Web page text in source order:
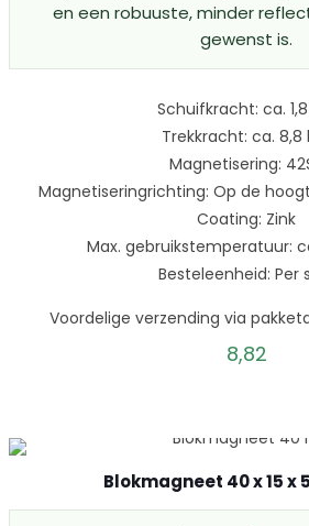
en een robuuste, minder
gewenst is.
Schuifkracht: ca.
Trekkracht: ca. 8,8
Magnetisering:
Magnetiseringrichting: Op de
Coating: Zink
Max. gebruikstemperatuur:
Besteleenheid: Per
Voordelige verzending via
8,82
Blokmagneet 40 x 15 x